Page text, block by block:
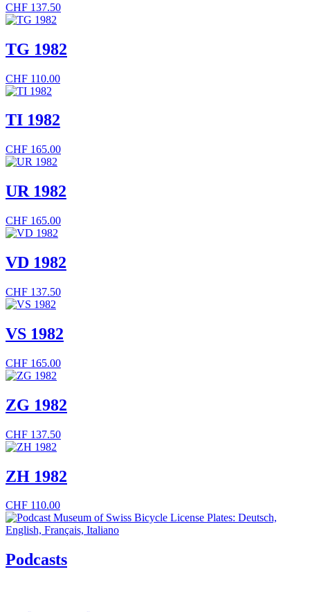
CHF 137.50
TG 1982
CHF 110.00
TI 1982
CHF 165.00
UR 1982
CHF 165.00
VD 1982
CHF 137.50
VS 1982
CHF 165.00
ZG 1982
CHF 137.50
ZH 1982
CHF 110.00
Podcasts